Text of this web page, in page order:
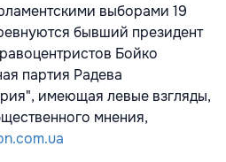
выборами 19
бывший президент
Бойко
партия Радева
имеющая левые взгляды,
мнения,